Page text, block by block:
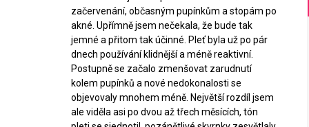
začervenání, občasným pupínkům a stopám po
akné. Upřímně jsem nečekala, že bude tak
jemné a přitom tak účinné. Pleť byla už po pár
dnech používání klidnější a méně reaktivní.
Postupně se začalo zmenšovat zarudnutí
kolem pupínků a nové nedokonalosti se
objevovaly mnohem méně. Největší rozdíl jsem
ale viděla asi po dvou až třech měsících, tón